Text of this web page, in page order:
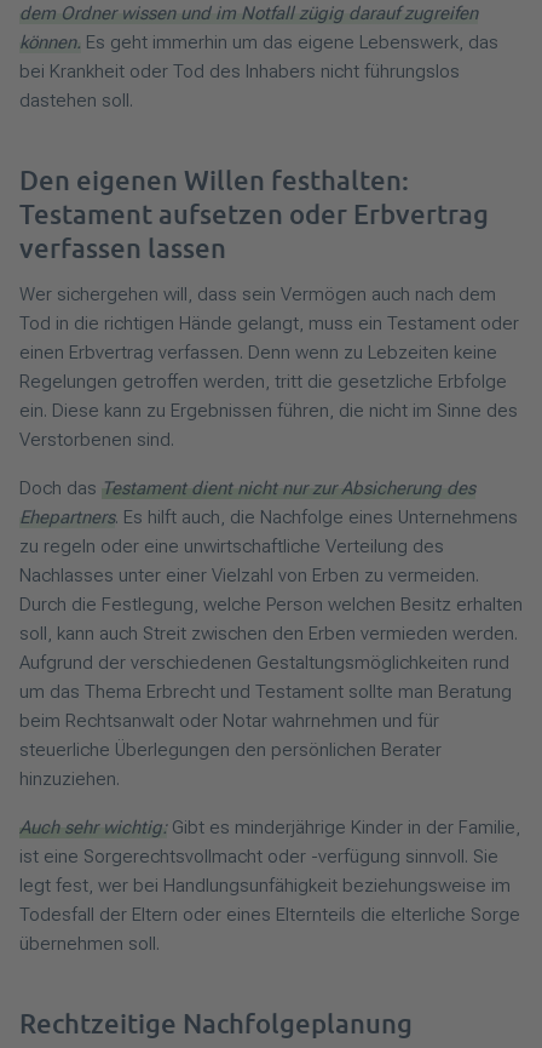
dem Ordner wissen und im Notfall zügig darauf zugreifen
können. Es geht immerhin um das eigene Lebenswerk, das
bei Krankheit oder Tod des Inhabers nicht führungslos
dastehen soll.
Den eigenen Willen festhalten:
Testament aufsetzen oder Erbvertrag
verfassen lassen
Wer sichergehen will, dass sein Vermögen auch nach dem
Tod in die richtigen Hände gelangt, muss ein Testament oder
einen Erbvertrag verfassen. Denn wenn zu Lebzeiten keine
Regelungen getroffen werden, tritt die gesetzliche Erbfolge
ein. Diese kann zu Ergebnissen führen, die nicht im Sinne des
Verstorbenen sind.
Doch das Testament dient nicht nur zur Absicherung des
Ehepartners. Es hilft auch, die Nachfolge eines Unternehmens
zu regeln oder eine unwirtschaftliche Verteilung des
Nachlasses unter einer Vielzahl von Erben zu vermeiden.
Durch die Festlegung, welche Person welchen Besitz erhalten
soll, kann auch Streit zwischen den Erben vermieden werden.
Aufgrund der verschiedenen Gestaltungsmöglichkeiten rund
um das Thema Erbrecht und Testament sollte man Beratung
beim Rechtsanwalt oder Notar wahrnehmen und für
steuerliche Überlegungen den persönlichen Berater
hinzuziehen.
Auch sehr wichtig:Gibt es minderjährige Kinder in der Familie,
ist eine Sorgerechtsvollmacht oder -verfügung sinnvoll. Sie
legt fest, wer bei Handlungsunfähigkeit beziehungsweise im
Todesfall der Eltern oder eines Elternteils die elterliche Sorge
übernehmen soll.
Rechtzeitige Nachfolgeplanung